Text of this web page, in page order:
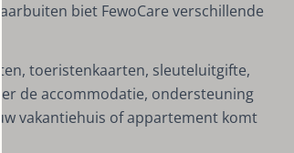
biet FewoCare verschillende
toeristenkaarten, sleuteluitgifte,
de accommodatie, ondersteuning
vakantiehuis of appartement komt